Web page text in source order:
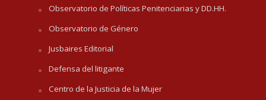
Observatorio de Políticas Penitenciarias y DD.HH.
Observatorio de Género
Jusbaires Editorial
Defensa del litigante
Centro de la Justicia de la Mujer